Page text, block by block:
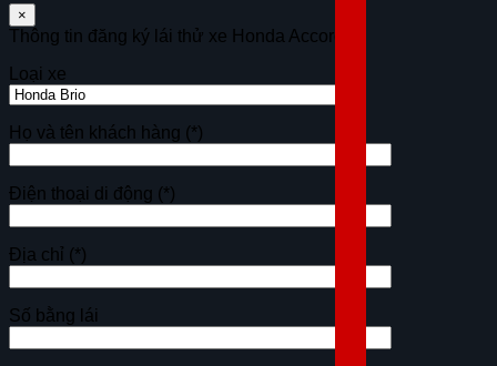
×
Thông tin đăng ký lái thử xe Honda Accord
Loại xe
Họ và tên khách hàng (*)
Điện thoại di động (*)
Địa chỉ (*)
Số bằng lái